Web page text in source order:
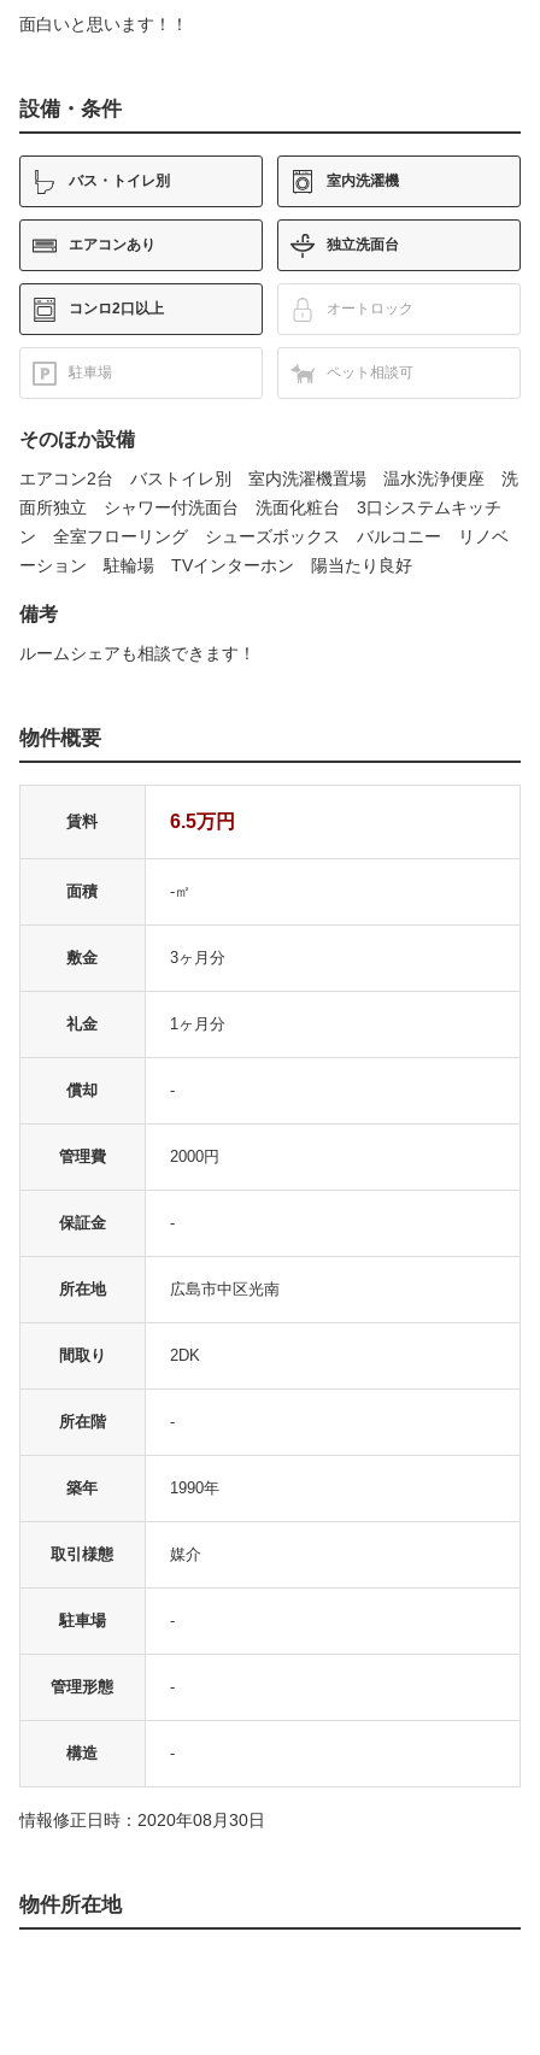
面白いと思います！！
設備・条件
バス・トイレ別 室内洗濯機
エアコンあり 独立洗面台
コンロ2口以上 オートロック
駐車場 ペット相談可
そのほか設備
エアコン2台 バストイレ別 室内洗濯機置場 温水洗浄便座 洗
面所独立 シャワー付洗面台 洗面化粧台 3口システムキッチ
ン 全室フローリング シューズボックス バルコニー リノベ
ーション 駐輪場 TVインターホン 陽当たり良好
備考
ルームシェアも相談できます！
物件概要
賃料 6.5万円
面積 -㎡
敷金 3ヶ月分
礼金 1ヶ月分
償却 -
管理費 2000円
保証金 -
所在地 広島市中区光南
間取り 2DK
所在階 -
築年 1990年
取引様態 媒介
駐車場 -
管理形態 -
構造 -
情報修正日時：2020年08月30日
物件所在地